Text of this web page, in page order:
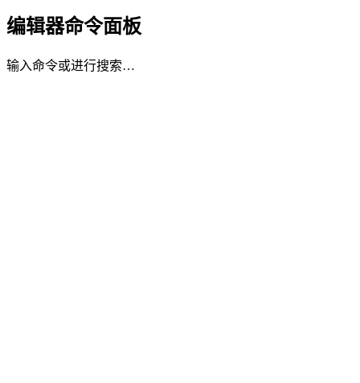
编辑器命令面板
输入命令或进行搜索…